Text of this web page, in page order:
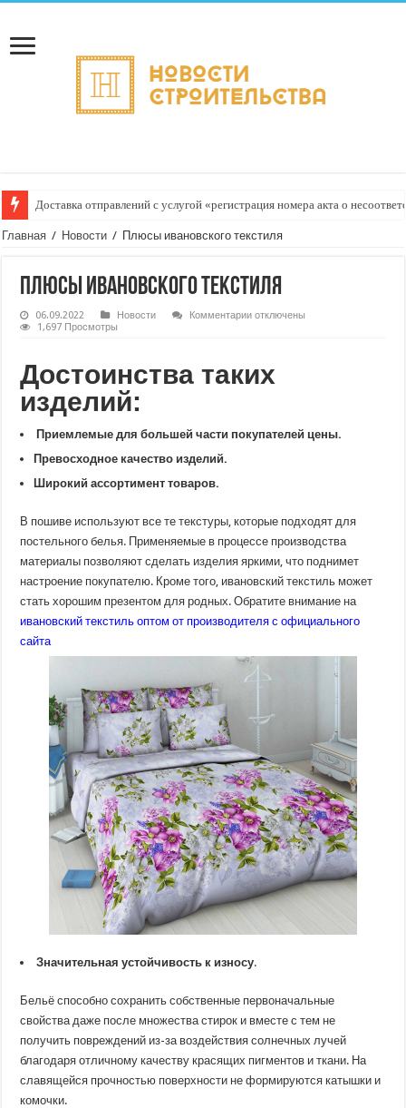
Доставка отправлений с услугой «регистрация номера акта о
Главная / Новости / Плюсы ивановского текстиля
Плюсы ивановского текстиля
06.09.2022 Новости Комментариикотключены
1,697 Просмотры
Достоинства таких
изделий:
Приемлемые для большей части покупателей цены.
Превосходное качество изделий.
Широкий ассортимент товаров.
В пошиве используют все те текстуры, которые подходят для
постельного белья. Применяемые в процессе производства
материалы позволяют сделать изделия яркими, что поднимет
настроение покупателю. Кроме того, ивановский текстиль может
стать хорошим презентом для родных. Обратите внимание на
ивановский текстиль оптом от производителя с официального
сайта
Значительная устойчивость к износу.
Бельё способно сохранить собственные первоначальные
свойства даже после множества стирок и вместе с тем не
получить повреждений из-за воздействия солнечных лучей
благодаря отличному качеству красящих пигментов и ткани. На
славящейся прочностью поверхности не формируются катышки и
комочки.